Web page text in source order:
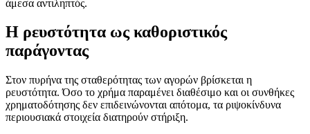
άμεσα αντιληπτός.
Η ρευστότητα ως καθοριστικός
παράγοντας
Στον πυρήνα της σταθερότητας των αγορών βρίσκεται η
ρευστότητα. Όσο το χρήμα παραμένει διαθέσιμο και οι συνθήκες
χρηματοδότησης δεν επιδεινώνονται απότομα, τα ριψοκίνδυνα
περιουσιακά στοιχεία διατηρούν στήριξη.